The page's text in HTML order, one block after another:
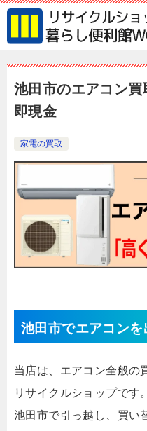
池田市のエアコン
即現金
家電の買取
池田市でエアコンを
当店は、エアコン全般の
リサイクルショップです。
池田市で引っ越し、買い